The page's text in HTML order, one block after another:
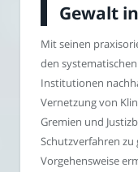
Gewalt
Mit seinen
den
Institutionen
Vernetzung von
Gremien und
Schutzverfahren zu
Vorgehensweise